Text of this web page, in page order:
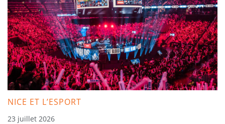
NICE ET L’ESPORT
23 juillet 2026